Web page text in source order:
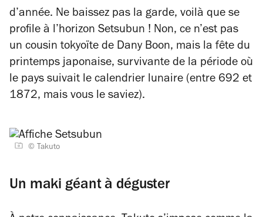
d’année. Ne baissez pas la garde, voilà que se
profile à l’horizon Setsubun ! Non, ce n’est pas
un cousin tokyoïte de Dany Boon, mais la fête du
printemps japonaise, survivante de la période où
le pays suivait le calendrier lunaire (entre 692 et
1872, mais vous le saviez).
© Takuto
Un maki géant à déguster